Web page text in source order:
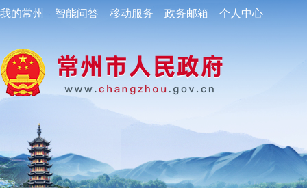
我的常州 智能问答 移动服务 政务邮箱 个人中心